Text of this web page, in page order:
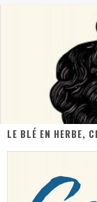
LE BLÉ EN HERBE,